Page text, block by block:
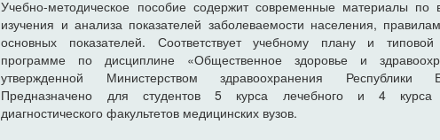
Учебно-методическое пособие содержит современные материалы по
изучения и анализа показателей заболеваемости населения,
основных показателей. Соответствует учебному плану и типовой
программе по дисциплине «Общественное здоровье и
утвержденной Министерством здравоохранения Республики
Предназначено для студентов 5 курса лечебного и 4 курса
диагностического факультетов медицинских вузов.